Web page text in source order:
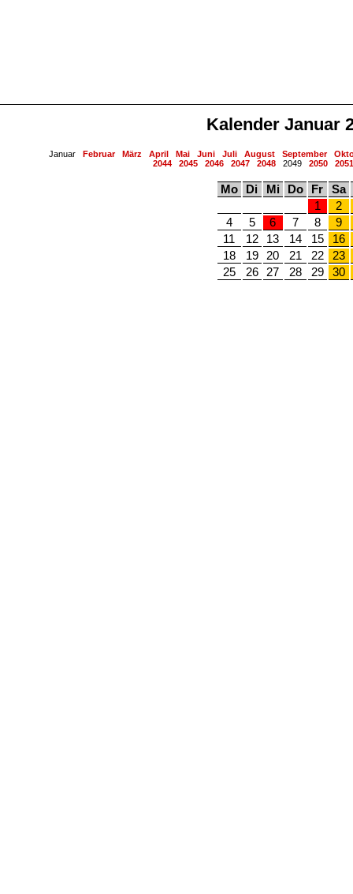
Kalender Januar
Januar Februar März April Mai Juni Juli August September
2044
2045 2046 2047 20482049 2050 2051
Mo Di Mi Do Fr
Sa
1
2
4
5 6 7 8
9
11
12 13 14 15
16
18
19 20 21 22
23
25
26 27 28 29 30